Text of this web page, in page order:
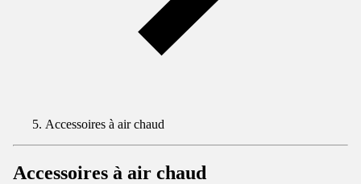
Accessoires à air chaud
Accessoires à air chaud